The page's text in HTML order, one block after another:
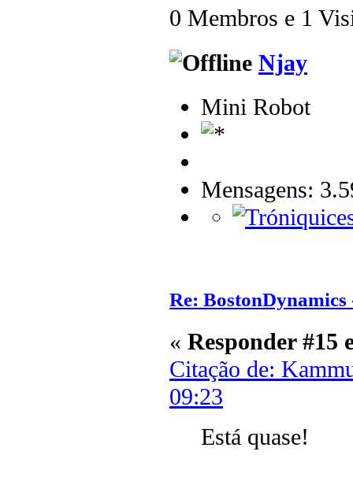
0 Membros e 1
Njay
Mini Robot
Mensagens:
Re:
« Responder #15
Citação de:
09:23
Está quase!